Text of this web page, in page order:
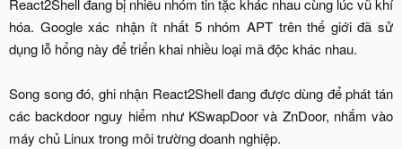
React2Shell đang bị nhiều nhóm tin tặc khác nhau cùng lúc vũ khí
hóa. Google xác nhận ít nhất 5 nhóm APT trên thế giới đã sử
dụng lỗ hổng này để triển khai nhiều loại mã độc khác nhau.
Song song đó, ghi nhận React2Shell đang được dùng để phát tán
các backdoor nguy hiểm như KSwapDoor và ZnDoor, nhắm vào
máy chủ Linux trong môi trường doanh nghiệp.​